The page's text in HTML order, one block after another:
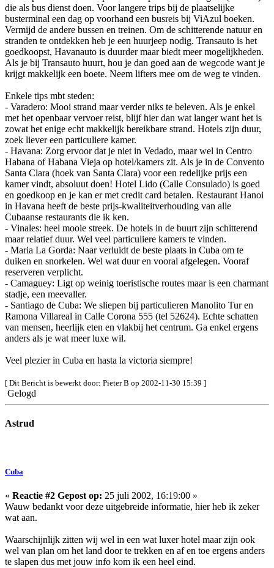
die als bus dienst doen. Voor langere trips bij de plaatselijke
busterminal een dag op voorhand een busreis bij ViAzul boeken.
Vermijd de andere bussen en treinen. Om de schitterende natuur en
stranden te ontdekken heb je een huurjeep nodig. Transauto is het
goedkoopst, Havanauto is duurder maar biedt meer mogelijkheden.
Als je bij Transauto huurt, hou je dan goed aan de wegcode want je
krijgt makkelijk een boete. Neem lifters mee om de weg te vinden.
Enkele tips mbt steden:
- Varadero: Mooi strand maar verder niks te beleven. Als je enkel
met het openbaar vervoer reist, blijf hier dan wat langer want het is
zowat het enige echt makkelijk bereikbare strand. Hotels zijn duur,
zoek liever een particuliere kamer.
- Havana: Zorg ervoor dat je niet in Vedado, maar wel in Centro
Habana of Habana Vieja op hotel/kamers zit. Als je in de Convento
Santa Clara (hoek van Santa Clara) voor een redelijke prijs een
kamer vindt, absoluut doen! Hotel Lido (Calle Consulado) is goed
en goedkoop en je kan er met credit card betalen. Restaurant Hanoi
in Havana heeft de beste prijs-kwaliteitverhouding van alle
Cubaanse restaurants die ik ken.
- Vinales: heel mooie streek. De hotels in de buurt zijn schitterend
maar relatief duur. Wel veel particuliere kamers te vinden.
- Maria La Gorda: Naar verluidt de beste plaats in Cuba om te
duiken en snorkelen. Wel wat duur en vooral afgelegen. Vooraf
reserveren verplicht.
- Camaguey: Ligt op weinig toeristische routes maar is een charmant
stadje, een meevaller.
- Santiago de Cuba: We sliepen bij particulieren Manolito Tur en
Ramona Villareal in Calle Corona 555 (tel 52624). Echte schatten
van mensen, heerlijk eten en vlakbij het centrum. Ga enkel ergens
anders als je wat meer luxe wil.
Veel plezier in Cuba en hasta la victoria siempre!
[ Dit Bericht is bewerkt door: Pieter B op 2002-11-30 15:39 ]
Gelogd
Astrud
Cuba
« Reactie #2 Gepost op: 25 juli 2002, 16:19:00 »
Wauw bedankt voor deze uitgebreide informatie, hier heb ik zeker
wat aan.
Waarschijnlijk zitten wij wel in een wat luxer hotel maar zijn ook
wel van plan om het land door te trekken en af en toe ergens anders
te slapen dus met jouw info kom ik een heel eind.